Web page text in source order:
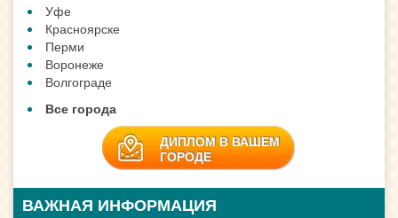
Уфе
Красноярске
Перми
Воронеже
Волгограде
Все города
ДИПЛОМ В ВАШЕМ
ГОРОДЕ
ВАЖНАЯ ИНФОРМАЦИЯ